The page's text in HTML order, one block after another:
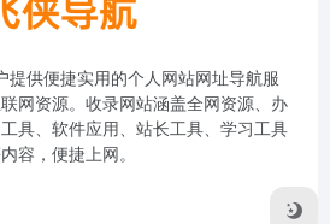
提供便捷实用的个人网站网址导航服
网资源。收录网站涵盖全网资源、办
具、软件应用、站长工具、学习工具
容，便捷上网。